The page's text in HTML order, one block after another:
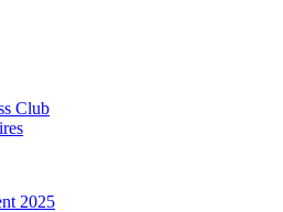
Club
2025